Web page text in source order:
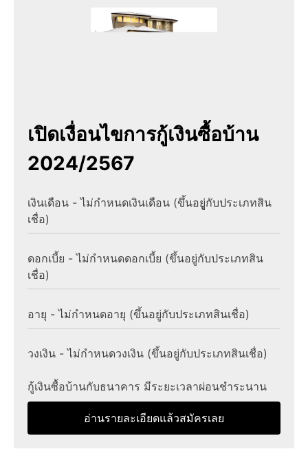
เปิดเงื่อนไขการกู้เงินซื้อบ้าน
2024/2567
เงินเดือน - ไม่กำหนดเงินเดือน (ขึ้นอยูู่กับประเภทสิน
เชื่อ)
ดอกเบี้ย - ไม่กำหนดดอกเบี้ย (ขึ้นอยู่กับประเภทสิน
เชื่อ)
อายุ - ไม่กำหนดอายุ (ขึ้นอยู่กับประเภทสินเชื่อ)
วงเงิน - ไม่กำหนดวงเงิน (ขึ้นอยู่กับประเภทสินเชื่อ)
กู้เงินซื้อบ้านกับธนาคาร มีระยะเวลาผ่อนชำระนาน
อ่านรายละเอียดแล้วสมัครเลย